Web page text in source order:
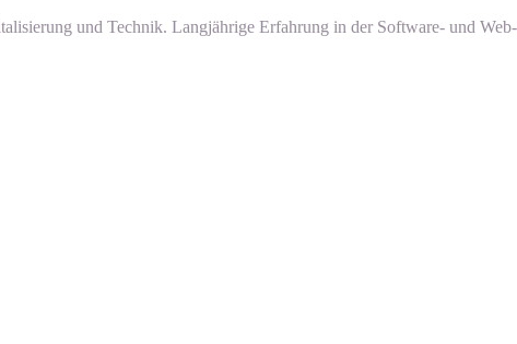
und Technik. Langjährige Erfahrung in der Software- und